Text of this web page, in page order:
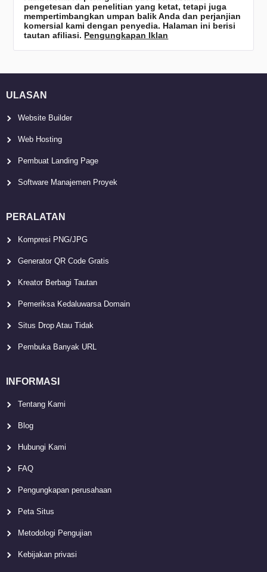
pengetesan dan penelitian yang ketat, tetapi juga
mempertimbangkan umpan balik Anda dan perjanjian
komersial kami dengan penyedia. Halaman ini berisi
tautan afiliasi. Pengungkapan Iklan
ULASAN
Website Builder
Web Hosting
Pembuat Landing Page
Software Manajemen Proyek
PERALATAN
Kompresi PNG/JPG
Generator QR Code Gratis
Kreator Berbagi Tautan
Pemeriksa Kedaluwarsa Domain
Situs Drop Atau Tidak
Pembuka Banyak URL
INFORMASI
Tentang Kami
Blog
Hubungi Kami
FAQ
Pengungkapan perusahaan
Peta Situs
Metodologi Pengujian
Kebijakan privasi